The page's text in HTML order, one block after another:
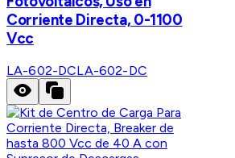
Corriente Directa, 0-1100
Vcc
LA-602-DCLA-602-DC